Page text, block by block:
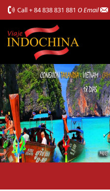
Call+ 84 838 831 881 O Email